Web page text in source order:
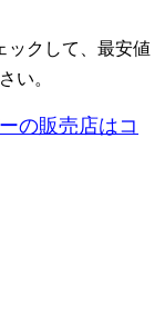
ックして、最安値
い。
の販売店はコ